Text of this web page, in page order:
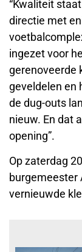
“Kwaliteit
directie met
ingezet voor
gerenoveerde
geveldelen en
de dug-outs
nieuw. En dat
opening”.
Op zaterdag
burgemeester
vernieuwde